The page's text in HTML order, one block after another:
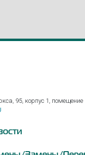
95, корпус 1, помещение